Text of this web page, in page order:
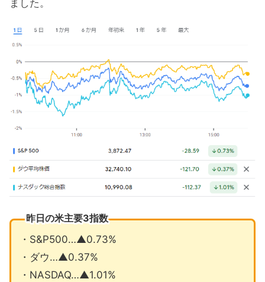
ました。
昨日の米主要3指数
・S&P500…▲0.73%
・ダウ…▲0.37%
・NASDAQ…▲1.01%